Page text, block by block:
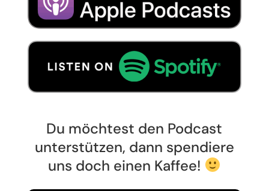
Du möchtest den Podcast
unterstützen, dann spendiere
uns doch einen Kaffee!